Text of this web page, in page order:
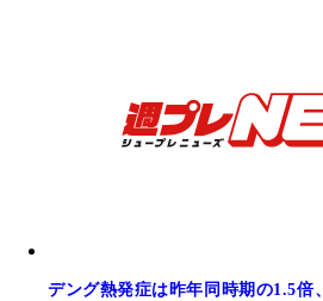
デング熱発症は昨年同時期の1.5倍